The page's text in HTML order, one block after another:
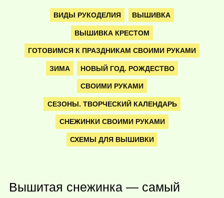
ВИДЫ РУКОДЕЛИЯ ВЫШИВКА
ВЫШИВКА КРЕСТОМ
ГОТОВИМСЯ К ПРАЗДНИКАМ СВОИМИ РУКАМИ
ЗИМА НОВЫЙ ГОД. РОЖДЕСТВО
СВОИМИ РУКАМИ
СЕЗОНЫ. ТВОРЧЕСКИЙ КАЛЕНДАРЬ
СНЕЖИНКИ СВОИМИ РУКАМИ
СХЕМЫ ДЛЯ ВЫШИВКИ
Вышитая снежинка — самый